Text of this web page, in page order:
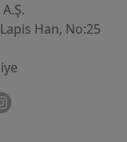
Han, No:25
açılır
bir sekmede açılır